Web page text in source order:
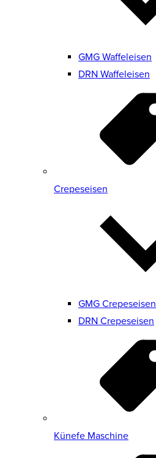
GMG Waffeleisen
DRN Waffeleisen
Crepeseisen
GMG Crepeseisen
DRN Crepeseisen
Künefe Maschine